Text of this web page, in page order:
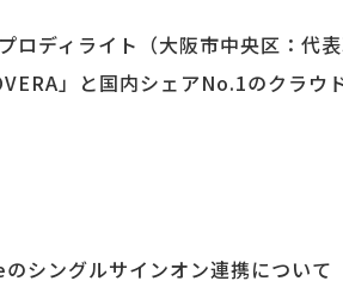
ロディライト（大阪市中央区：代
」と国内シェアNo.1のクラ
シングルサインオン連携について